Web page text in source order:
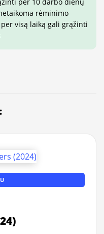
rėminimo
visą laiką gali grąžinti